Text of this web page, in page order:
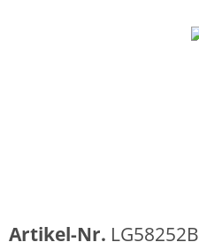
Artikel-Nr. LG58252B